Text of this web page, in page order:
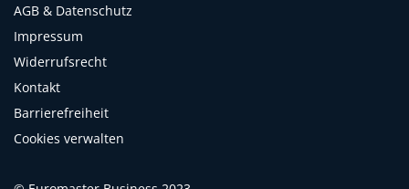
AGB & Datenschutz
Impressum
Widerrufsrecht
Kontakt
Barrierefreiheit
Cookies verwalten